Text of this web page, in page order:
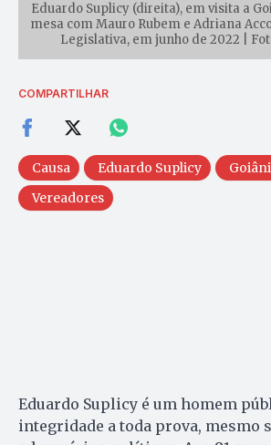
Eduardo Suplicy (direita), em visita a
mesa com Mauro Rubem e Adriana
Legislativa, em junho de 2022 |
COMPARTILHAR
Causa Eduardo Suplicy
Vereadores
Eduardo Suplicy é um homem
integridade a toda prova, mesmo